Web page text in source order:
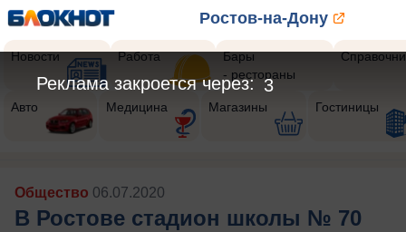
Ростов-на-Дону
Новости Работа
Бары
- рестораны
Авто Медицина Магазины Гостиницы
Общество 06.07.2020
В Ростове стадион школы № 70
1
Реклама закроется через: